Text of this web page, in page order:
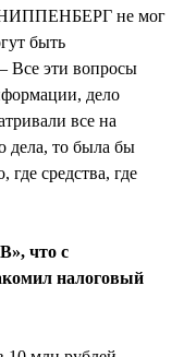
не мог
быть
Все эти вопросы
дело
все на
дела, то была бы
средства, где
что с
налоговый